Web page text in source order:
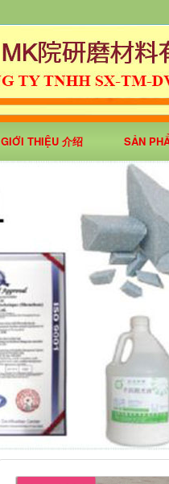
GIỚI THIỆU 介绍 SẢN